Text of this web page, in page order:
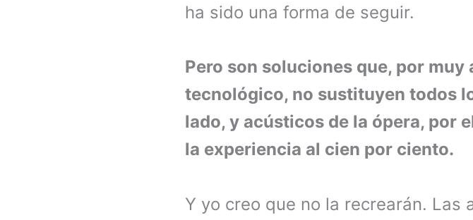
ha sido una forma de seguir.
Pero son soluciones que, por muy
tecnológico, no sustituyen todos
lado, y acústicos de la ópera, por
la experiencia al cien por ciento.
Y yo creo que no la recrearán. Las